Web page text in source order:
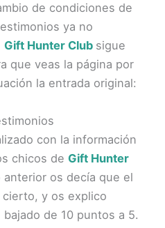
de condiciones de
ya no
Gift Hunter Club sigue
que veas la página por
la entrada original:
con la información
chicos de Gift Hunter
os decía que el
y os explico
de 10 puntos a 5.